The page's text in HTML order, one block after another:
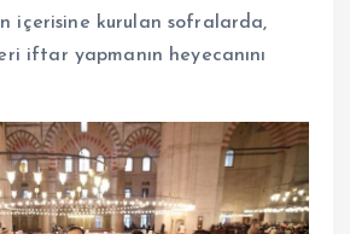
içerisine kurulan sofralarda,
iftar yapmanın heyecanını